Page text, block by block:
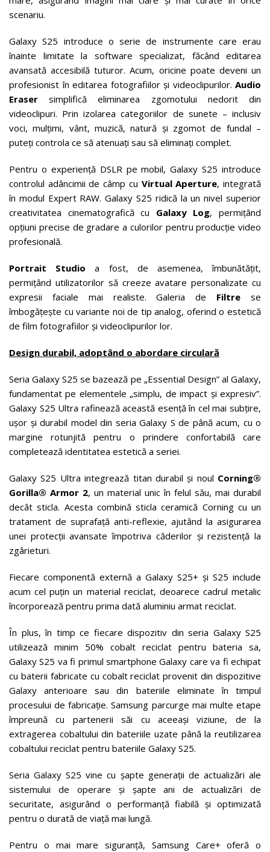
scenariu.
Galaxy S25 introduce o serie de instrumente care erau
înainte limitate la software specializat, făcând editarea
avansată accesibilă tuturor. Acum, oricine poate deveni un
profesionist în editarea fotografiilor și videoclipurilor. Audio
Eraser simplifică eliminarea zgomotului nedorit din
videoclipuri. Prin izolarea categoriilor de sunete – inclusiv
voci, mulțimi, vânt, muzică, natură și zgomot de fundal –
puteți controla ce să atenuați sau să eliminați complet.
Pentru o experiență DSLR pe mobil, Galaxy S25 introduce
controlul adâncimii de câmp cu Virtual Aperture, integrată
în modul Expert RAW. Galaxy S25 ridică la un nivel superior
creativitatea cinematografică cu Galaxy Log, permițând
opțiuni precise de gradare a culorilor pentru producție video
profesională.
Portrait Studio a fost, de asemenea, îmbunătățit,
permițând utilizatorilor să creeze avatare personalizate cu
expresii faciale mai realiste. Galeria de Filtrese
îmbogățește cu variante noi de tip analog, oferind o estetică
de film fotografiilor și videoclipurilor lor.
Design durabil, adoptând o abordare circulară
Seria Galaxy S25 se bazează pe „Essential Design” al Galaxy,
fundamentat pe elementele „simplu, de impact și expresiv”.
Galaxy S25 Ultra rafinează această esență în cel mai subțire,
ușor și durabil model din seria Galaxy S de până acum, cu o
margine rotunjită pentru o prindere confortabilă care
completează identitatea estetică a seriei.
Galaxy S25 Ultra integrează titan durabil și noul Corning®
Gorilla® Armor 2, un material unic în felul său, mai durabil
decât sticla. Acesta combină sticla ceramică Corning cu un
tratament de suprafață anti-reflexie, ajutând la asigurarea
unei protecții avansate împotriva căderilor și rezistență la
zgârieturi.
Fiecare componentă externă a Galaxy S25+ și S25 include
acum cel puțin un material reciclat, deoarece cadrul metalic
încorporează pentru prima dată aluminiu armat reciclat.
În plus, în timp ce fiecare dispozitiv din seria Galaxy S25
utilizează minim 50% cobalt reciclat pentru bateria sa,
Galaxy S25 va fi primul smartphone Galaxy care va fi echipat
cu baterii fabricate cu cobalt reciclat provenit din dispozitive
Galaxy anterioare sau din bateriile eliminate în timpul
procesului de fabricație. Samsung parcurge mai multe etape
împreună cu partenerii săi cu aceeași viziune, de la
extragerea cobaltului din bateriile uzate până la reutilizarea
cobaltului reciclat pentru bateriile Galaxy S25.
Seria Galaxy S25 vine cu șapte generații de actualizări ale
sistemului de operare și șapte ani de actualizări de
securitate, asigurând o performanță fiabilă și optimizată
pentru o durată de viață mai lungă.
Pentru o mai mare siguranță, Samsung Care+ oferă o